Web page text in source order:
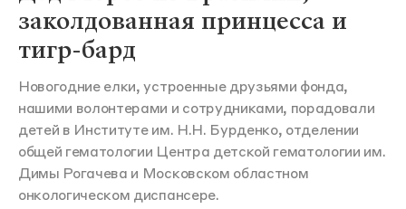
заколдованная принцесса и
тигр-бард
Новогодние елки, устроенные друзьями фонда,
нашими волонтерами и сотрудниками, порадовали
детей в Институте им. Н.Н. Бурденко, отделении
общей гематологии Центра детской гематологии им.
Димы Рогачева и Московском областном
онкологическом диспансере.